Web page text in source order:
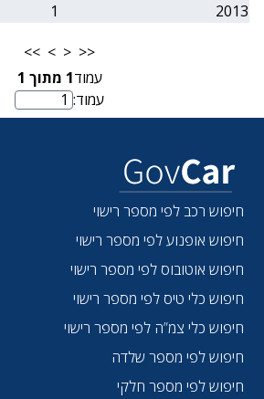
2013
1
<<
<
>
>>
עמוד1 מתוך 1
מספר עמוד
עמוד:
חיפוש רכב לפי מספר רישוי
חיפוש אופנוע לפי מספר רישוי
חיפוש אוטובוס לפי מספר רישוי
חיפוש כלי טיס לפי מספר רישוי
חיפוש כלי צמ”ה לפי מספר רישוי
חיפוש לפי מספר שלדה
חיפוש לפי מספר חלקי